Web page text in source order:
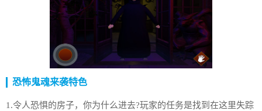
恐怖鬼魂来袭特色
1.令人恐惧的房子，你为什么进去?玩家的任务是找到在这里失踪